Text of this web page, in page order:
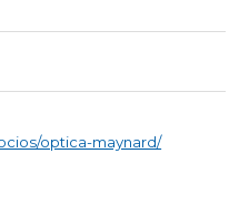
optica-maynard/